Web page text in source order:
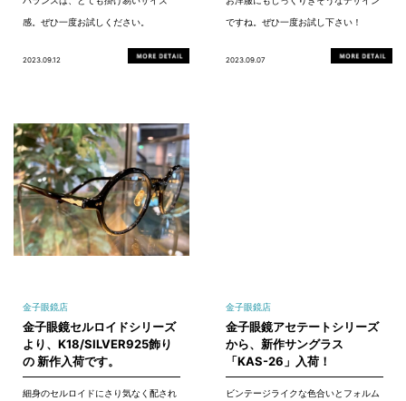
感。ぜひ一度お試しください。
2023.09.12
ですね。ぜひ一度お試し下さい！
2023.09.07
金子眼鏡店
金子眼鏡セルロイドシリーズ
より、K18/SILVER925飾り
の 新作入荷です。
細身のセルロイドにさり気なく配され
金子眼鏡店
金子眼鏡アセテートシリーズ
から、新作サングラス
「KAS-26」入荷！
ビンテージライクな色合いとフォルム